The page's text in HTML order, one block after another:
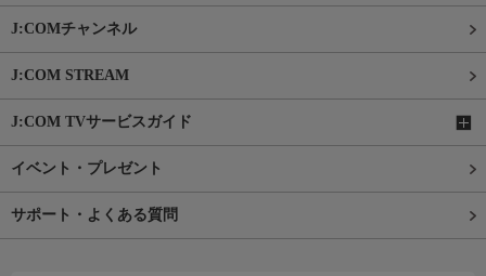
J:COMチャンネル
J:COM STREAM
J:COM TVサービスガイド
イベント・プレゼント
サポート・よくある質問